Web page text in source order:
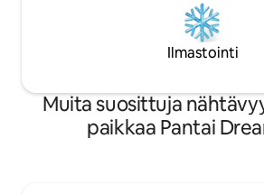
Ilmastointi
Muita suosittuja
paikkaa Pantai